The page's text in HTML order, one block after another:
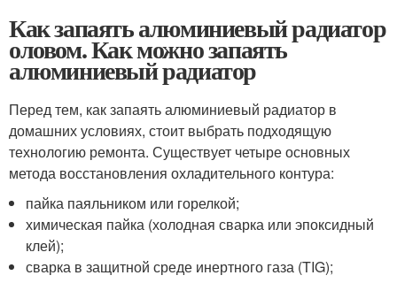
Как запаять алюминиевый радиатор
оловом. Как можно запаять
алюминиевый радиатор
Перед тем, как запаять алюминиевый радиатор в
домашних условиях, стоит выбрать подходящую
технологию ремонта. Существует четыре основных
метода восстановления охладительного контура:
пайка паяльником или горелкой;
химическая пайка (холодная сварка или эпоксидный
клей);
сварка в защитной среде инертного газа (TIG);